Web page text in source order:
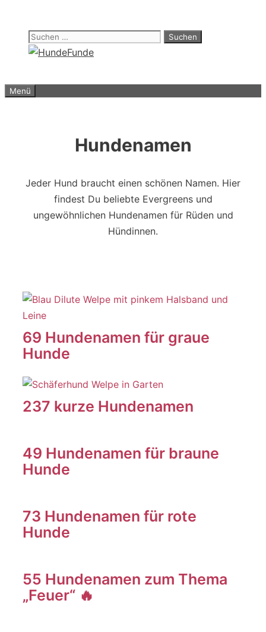
springen
Suchen
nach:
Menü
Hundenamen
Jeder Hund braucht einen schönen Namen. Hier
findest Du beliebte Evergreens und
ungewöhnlichen Hundenamen für Rüden und
Hündinnen.
69 Hundenamen für graue
Hunde
237 kurze Hundenamen
49 Hundenamen für braune
Hunde
73 Hundenamen für rote
Hunde
55 Hundenamen zum Thema
„Feuer“ 🔥